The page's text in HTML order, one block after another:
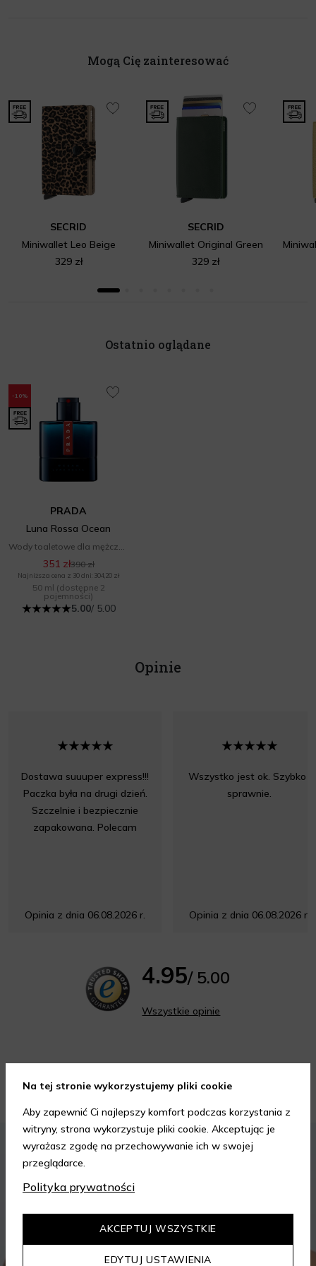
Mogą Cię zainteresować
SECRID
Miniwallet Leo Beige
329 zł
SECRID
Miniwallet Original Green
329 zł
Ostatnio oglądane
-10%
PRADA
Luna Rossa Ocean
351 zł390 zł
Najniższa cena z 30 dni: 304,20 zł
50 ml (dostępne 2
pojemności)
5.00/ 5.00
Opinie
Dostawa suuuper express!!!
Paczka była na drugi dzień.
Szczelnie i bezpiecznie
zapakowana. Polecam
Opinia z dnia 06.08.2026 r.
Wszystko jest ok. Szybko i
sprawnie.
Opinia z dnia 06.08.2026 r.
4.95/ 5.00
Wszystkie opinie
Porady kosmetyczne
KOSMETYKI PIELĘGNACJA SKÓRY
Na tej stronie wykorzystujemy pliki cookie
Aby zapewnić Ci najlepszy komfort podczas korzystania z
witryny, strona wykorzystuje pliki cookie. Akceptując je
wyrażasz zgodę na przechowywanie ich w swojej
przeglądarce.
Polityka prywatności
EDYTUJ USTAWIENIA
AKCEPTUJ WSZYSTKIE